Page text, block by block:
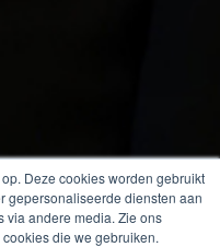
Deze cookies worden gebruikt
gepersonaliseerde diensten aan
via andere media. Zie ons
die we gebruiken.